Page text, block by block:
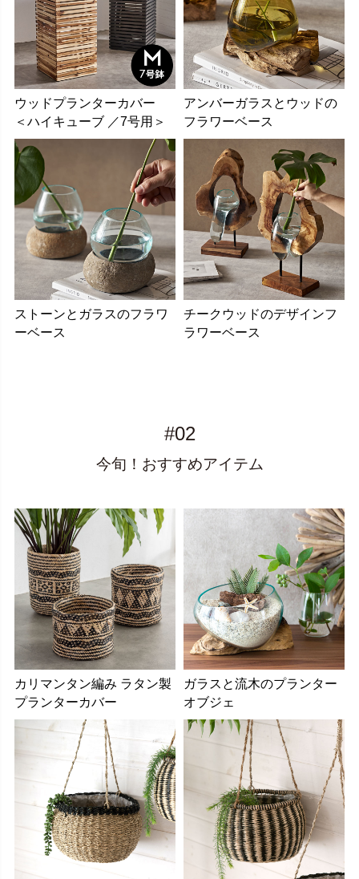
ウッドプランターカバー
＜ハイキューブ ／7号用＞
アンバーガラスとウッドの
フラワーベース
ストーンとガラスのフラワ
ーベース
チークウッドのデザインフ
ラワーベース
#02
今旬！おすすめアイテム
カリマンタン編み ラタン製
プランターカバー
ガラスと流木のプランター
オブジェ